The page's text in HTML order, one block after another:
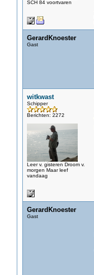
SCH 84 voortvaren
GerardKnoester
Gast
witkwast
Schipper
Berichten: 2272
Leer v. gisteren Droom v.
morgen Maar leef
vandaag
GerardKnoester
Gast